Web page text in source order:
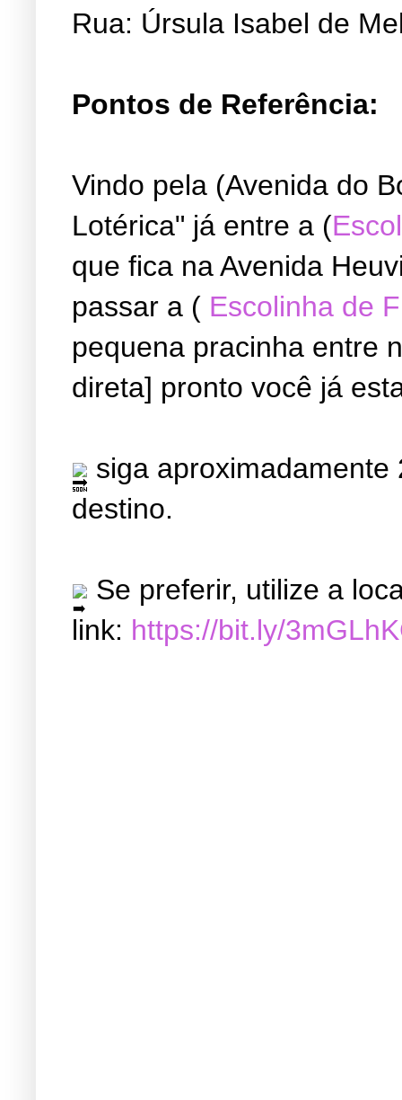
Rua: Úrsula Isabel de
Pontos de Referência:
Vindo pela (Avenida do
Lotérica" já entre a (
que fica na Avenida
passar a ( Escolinha de
pequena pracinha entre
direta] pronto você já
siga
destino.
Se preferir, utilize a
link: https://bit.ly/